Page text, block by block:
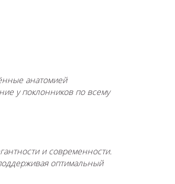
анатомией
у поклонников по всему
и современности.
оптимальный